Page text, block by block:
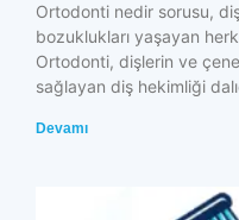
Ortodonti nedir sorusu,
bozuklukları yaşayan
Ortodonti, dişlerin ve
sağlayan diş hekimliği
Devamı